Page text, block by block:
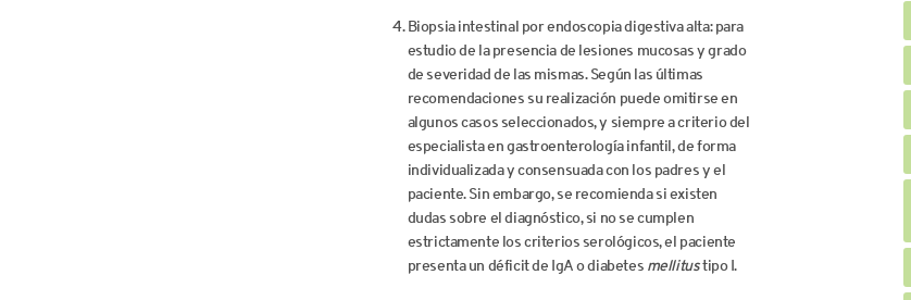
Biopsia intestinal por endoscopia digestiva alta: para
estudio de la presencia de lesiones mucosas y grado
de severidad de las mismas. Según las últimas
recomendaciones su realización puede omitirse en
algunos casos seleccionados, y siempre a criterio del
especialista en gastroenterología infantil, de forma
individualizada y consensuada con los padres y el
paciente. Sin embargo, se recomienda si existen
dudas sobre el diagnóstico, si no se cumplen
estrictamente los criterios serológicos, el paciente
presenta un déficit de IgA o diabetes mellitustipo I.